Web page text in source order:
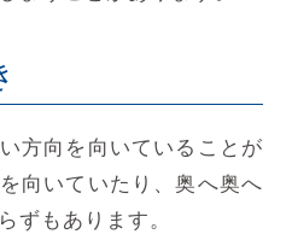
方向を向いていることが
向いていたり、奥へ奥へ
ずもあります。